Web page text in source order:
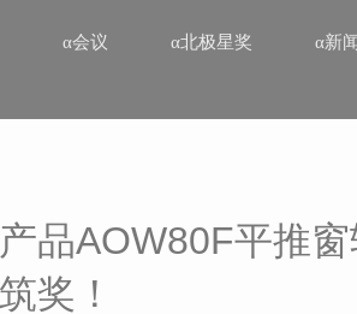
α会议 α北极星奖 α新闻
品AOW80F平推
奖！